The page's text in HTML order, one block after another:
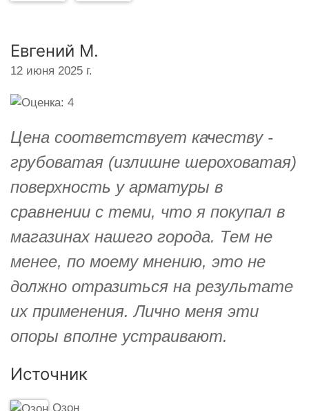
Евгений М.
12 июня 2025 г.
Цена соответствует качеству -
грубоватая (излишне шероховатая)
поверхность у арматуры в
сравнении с теми, что я покупал в
магазинах нашего города. Тем не
менее, по моему мнению, это не
должно отразиться на результате
их применения. Лично меня эти
опоры вполне устраивают.
Источник
Озон